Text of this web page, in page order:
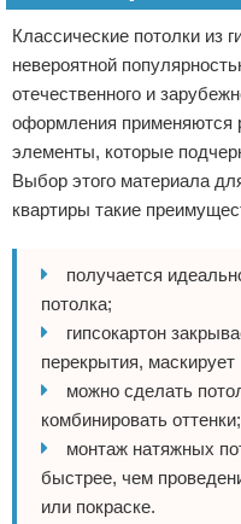
Классические потолки из
невероятной
отечественного и
оформления применяются
элементы, которые
Выбор этого материала
квартиры такие
получается
потолка;
гипсокартон
перекрытия,
можно сделать
комбинировать оттенки;
монтаж натяжных
быстрее, чем
или покраске.